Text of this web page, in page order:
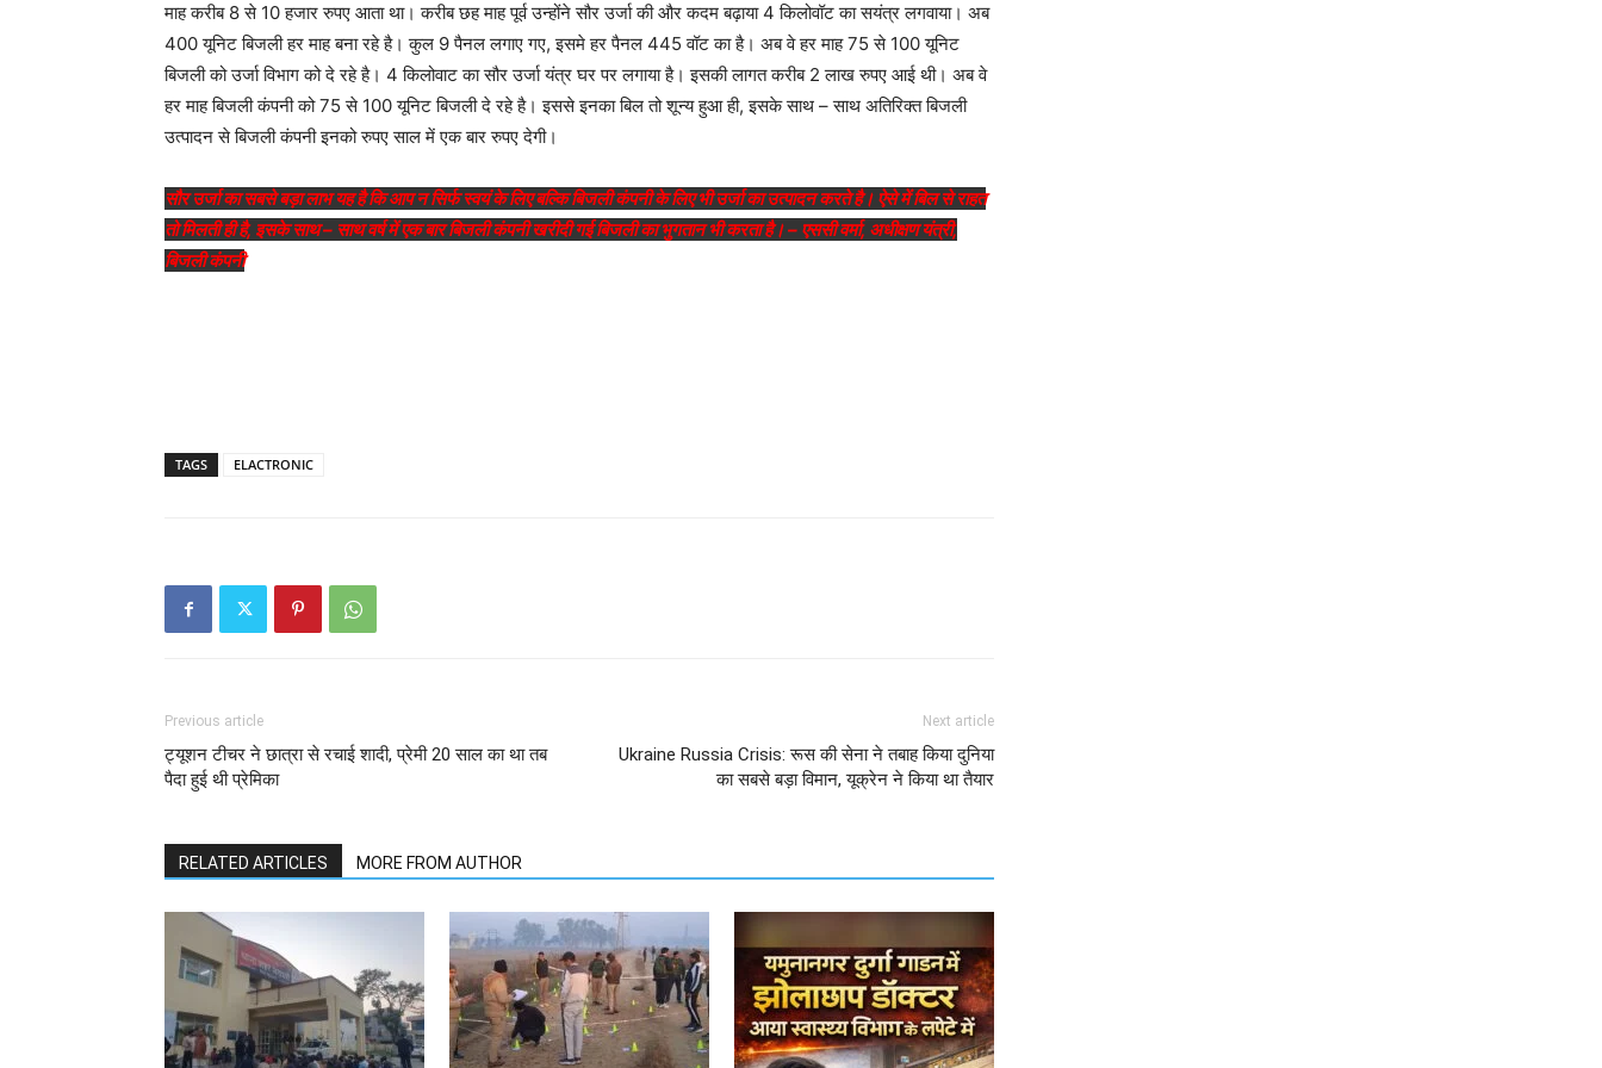
माह करीब 8 से 10 हजार रुपए आता था। करीब छह माह पूर्व उन्होंने सौर उर्जा की और कदम बढ़ाया 4 किलोवॉट का सयंत्र लगवाया। अब
400 यूनिट बिजली हर माह बना रहे है। कुल 9 पैनल लगाए गए, इसमे हर पैनल 445 वॉट का है। अब वे हर माह 75 से 100 यूनिट
बिजली को उर्जा विभाग को दे रहे है। 4 किलोवाट का सौर उर्जा यंत्र घर पर लगाया है। इसकी लागत करीब 2 लाख रुपए आई थी। अब वे
हर माह बिजली कंपनी को 75 से 100 यूनिट बिजली दे रहे है। इससे इनका बिल तो शून्य हुआ ही, इसके साथ – साथ अतिरिक्त बिजली
उत्पादन से बिजली कंपनी इनको रुपए साल में एक बार रुपए देगी।
सौर उर्जा का सबसे बड़ा लाभ यह है कि आप न सिर्फ स्वयं के लिए बल्कि बिजली कंपनी के लिए भी उर्जा का उत्पादन करते है। ऐसे में बिल से राहत
तो मिलती ही है, इसके साथ – साथ वर्ष में एक बार बिजली कंपनी खरीदी गई बिजली का भुगतान भी करता है। – एससी वर्मा, अधीक्षण यंत्री,
बिजली कंपनी
TAGS ELACTRONIC
Previous article
ट्यूशन टीचर ने छात्रा से रचाई शादी, प्रेमी 20 साल का था तब
पैदा हुई थी प्रेमिका
Next article
Ukraine Russia Crisis: रूस की सेना ने तबाह किया दुनिया
का सबसे बड़ा विमान, यूक्रेन ने किया था तैयार
RELATED ARTICLES MORE FROM AUTHOR